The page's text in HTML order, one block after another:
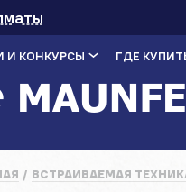
И КОНКУРСЫ ГДЕ
ВСТРАИВАЕМАЯ